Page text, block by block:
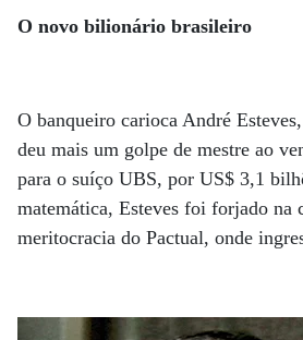
O novo bilionário brasileiro
O banqueiro carioca André
deu mais um golpe de mestre ao
para o suíço UBS, por US$ 3,1
matemática, Esteves foi forjado na
meritocracia do Pactual, onde